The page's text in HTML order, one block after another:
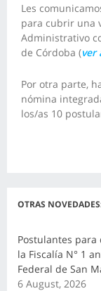
Les
para cubrir una
Administrativo
de Córdoba (ver
Por otra parte,
nómina
los/as 10
OTRAS
Postulantes
la Fiscalía N° 1
Federal de San
6 August, 2026